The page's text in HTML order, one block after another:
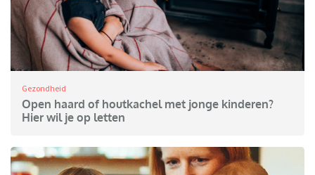
Gezondheid
Open haard of houtkachel met jonge kinderen?
Hier wil je op letten